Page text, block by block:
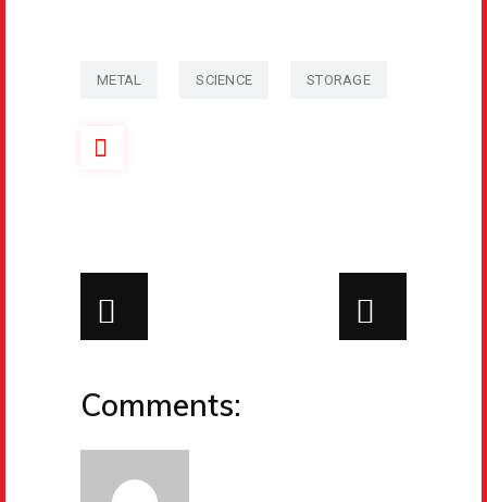
METAL SCIENCE STORAGE
Comments: